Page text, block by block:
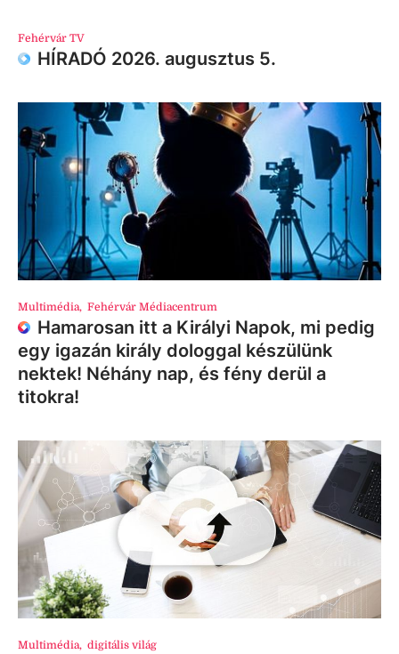
Fehérvár TV
HÍRADÓ 2026. augusztus 5.
Multimédia, Fehérvár Médiacentrum
Hamarosan itt a Királyi Napok, mi pedig
egy igazán király dologgal készülünk
nektek! Néhány nap, és fény derül a
titokra!
Multimédia, digitális világ